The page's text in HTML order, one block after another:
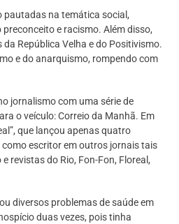
pautadas na temática social,
e racismo. Além disso,
República Velha e do Positivismo.
e do anarquismo, rompendo com
jornalismo com uma série de
o veículo: Correio da Manhã. Em
que lançou apenas quatro
escritor em outros jornais tais
revistas do Rio, Fon-Fon, Floreal,
diversos problemas de saúde em
duas vezes, pois tinha